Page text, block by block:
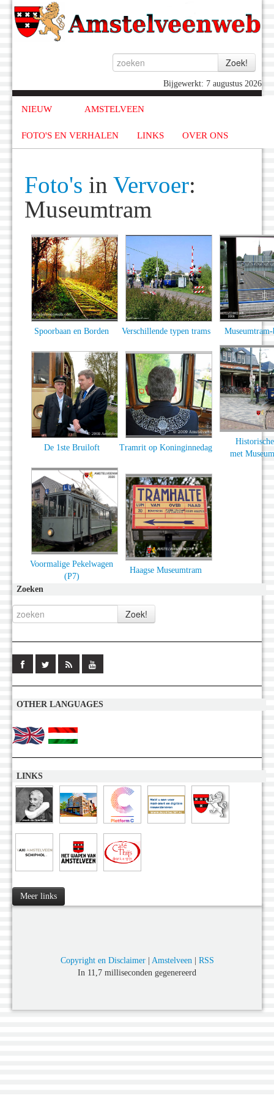
Bijgewerkt: 7 augustus 2026
NIEUW AMSTELVEEN
FOTO'S EN VERHALEN LINKS OVER ONS
Foto's in Vervoer:
Museumtram
Spoorbaan en Borden Verschillende typen trams
De 1ste Bruiloft Tramrit op Koninginnedag
met
Voormalige Pekelwagen
(P7)
Haagse Museumtram
Zoeken
OTHER LANGUAGES
LINKS
Meer links
Copyright en Disclaimer| Amstelveen| RSS
In 11,7 milliseconden gegenereerd